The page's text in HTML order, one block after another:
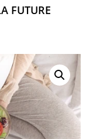
FUTURE